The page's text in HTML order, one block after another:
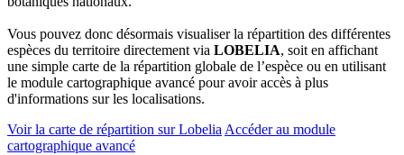
Vous pouvez donc désormais visualiser la répartition des différentes
espèces du territoire directement via LOBELIA, soit en affichant
une simple carte de la répartition globale de l’espèce ou en utilisant
le module cartographique avancé pour avoir accès à plus
d'informations sur les localisations.
Voir la carte de répartition sur Lobelia Accéder au module
cartographique avancé